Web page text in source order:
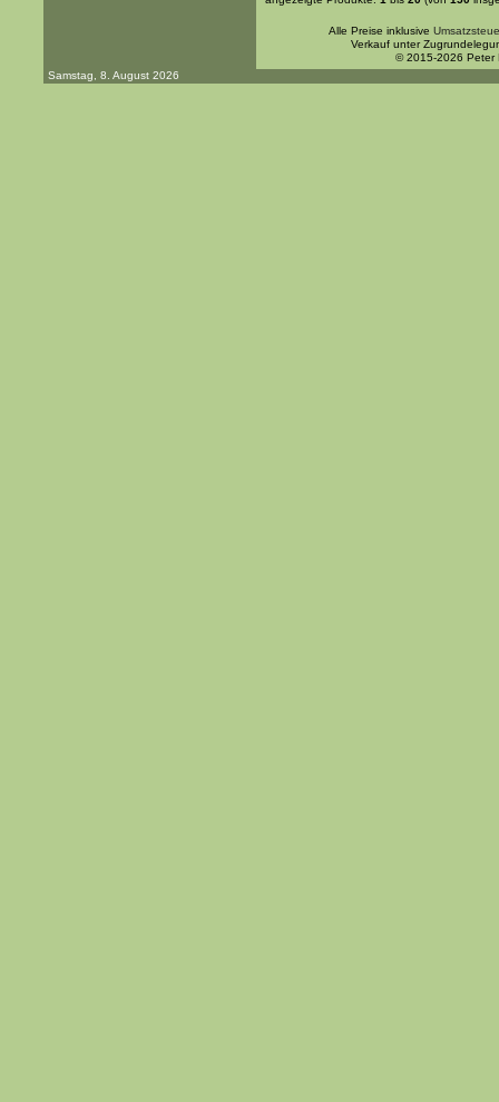
Alle Preise inklusive
Verkauf unter
© 2015-2026 Peter
Samstag, 8. August 2026